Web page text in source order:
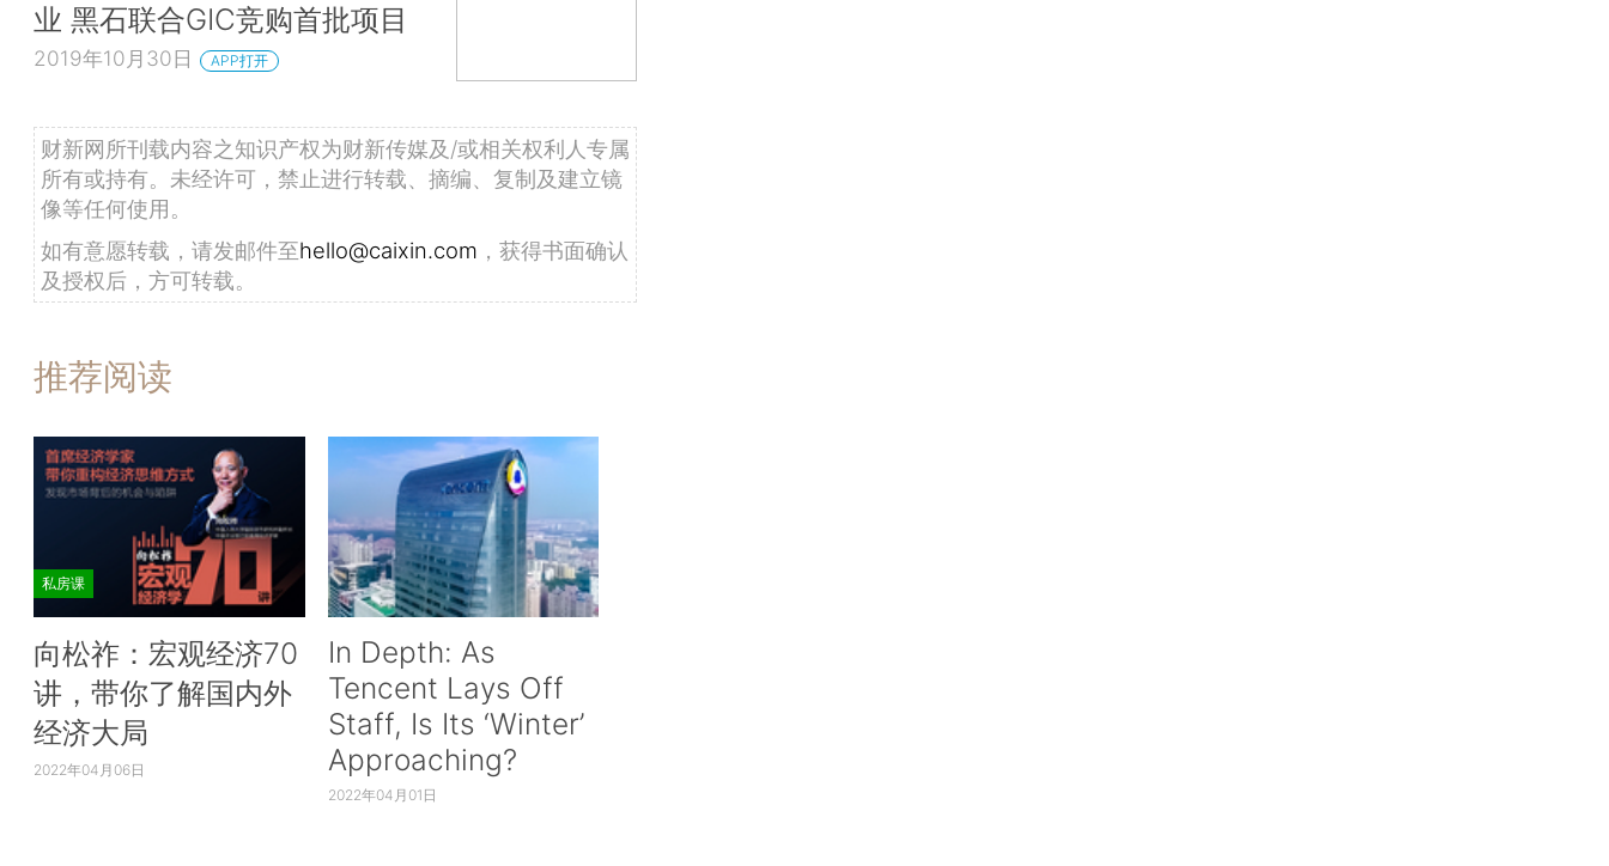
业 黑石联合GIC竞购首批项目
2019年10月30日 APP打开
财新网所刊载内容之知识产权为财新传媒及/或相关权利人专属
所有或持有。未经许可，禁止进行转载、摘编、复制及建立镜
像等任何使用。
如有意愿转载，请发邮件至hello@caixin.com ，获得书面确认
及授权后，方可转载。
推荐阅读
私房课
向松祚：宏观经济70
讲，带你了解国内外
经济大局
2022年04月06日
In Depth: As
Tencent Lays Off
Staff, Is Its ‘Winter’
Approaching?
2022年04月01日